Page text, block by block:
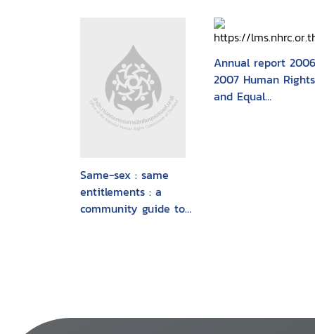
Same-sex : same
entitlements : a
community guide to
Annual report
2007 Human Rights
and Equal